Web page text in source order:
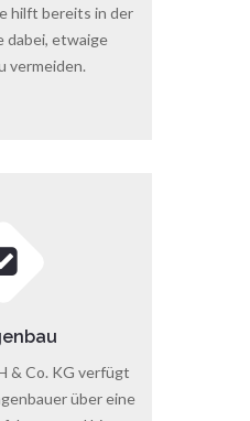
hilft bereits in der
dabei, etwaige
vermeiden.
& Co. KG verfügt
über eine